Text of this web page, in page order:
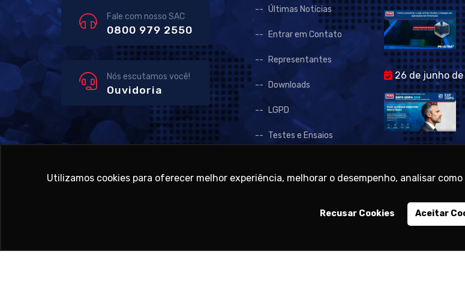
Utilizamos cookies para oferecer melhor experiência, melhorar o desempenho, analisar
Recusar Cookies Aceitar
Fale com nosso SAC
0800 979 2550
Nós escutamos você!
Ouvidoria
Últimas Notícias
Entrar em Contato
Representantes
Downloads
LGPD
Testes e Ensaios
26 de junho de
Copyright © 1945 - 2026 - Travi Plásticos -